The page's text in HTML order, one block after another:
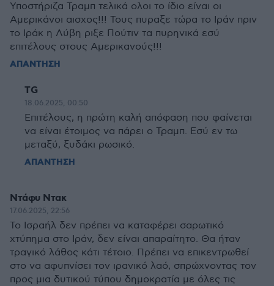
Υποστήριζα Τραμπ τελικά ολοι το ίδιο είναι οι
Αμερικάνοι αισχος!!! Τους πυραξε τώρα το Ιράν πριν
το Ιράκ η Λύβη ριξε Πούτιν τα πυρηνικά εσύ
επιτέλους στους Αμερικανούς!!!
ΑΠΑΝΤΗΣΗ
TG
18.06.2025, 00:50
Επιτέλους, η πρώτη καλή απόφαση που φαίνεται
να είναι έτοιμος να πάρει ο Τραμπ. Εσύ εν τω
μεταξύ, ξυδάκι ρωσικό.
ΑΠΑΝΤΗΣΗ
Ντάφυ Ντακ
17.06.2025, 22:56
Το Ισραήλ δεν πρέπει να καταφέρει σαρωτικό
χτύπημα στο Ιράν, δεν είναι απαραίτητο. Θα ήταν
τραγικό λάθος κάτι τέτοιο. Πρέπει να επικεντρωθεί
στο να αφυπνίσει τον ιρανικό λαό, σπρώχνοντας τον
προς μια δυτικού τύπου δημοκρατία με όλες τις